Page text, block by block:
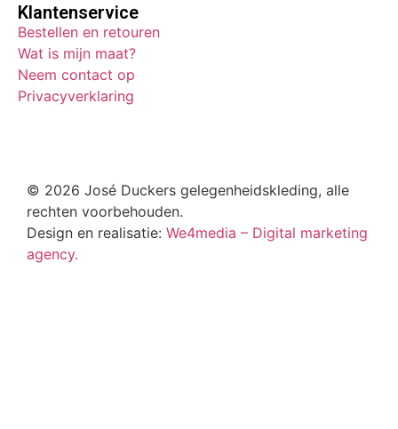
Klantenservice
Bestellen en retouren
Wat is mijn maat?
Neem contact op
Privacyverklaring
© 2026 José Duckers gelegenheidskleding, alle
rechten voorbehouden.
Design en realisatie: We4media – Digital marketing
agency.